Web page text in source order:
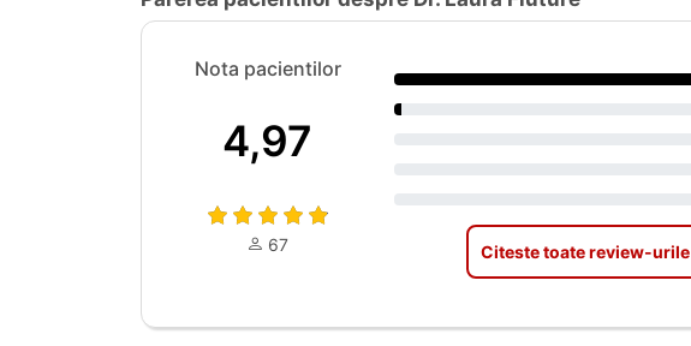
Nota pacientilor
4,97
67 Citeste toate review-urile